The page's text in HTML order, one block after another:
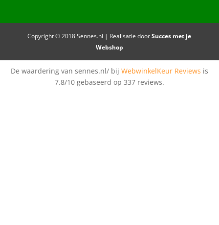
Copyright © 2018 Sennes.nl | Realisatie doorSucces met je
Webshop
De waardering van sennes.nl/ bij WebwinkelKeur Reviews is
7.8/10 gebaseerd op 337 reviews.